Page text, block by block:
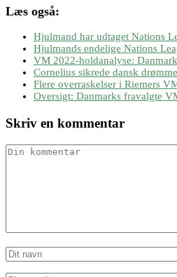
Læs også:
Hjulmand har udtaget Nations
Hjulmands endelige Nations
VM 2022-holdanalyse: Danmark
Cornelius sikrede dansk
Flere overraskelser i Riemers
Oversigt: Danmarks fravalgte
Skriv en kommentar